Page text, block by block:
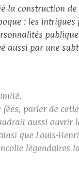
la construction de
: les intrigues
aussi par une
parler de
aussi ouvrir
que Louis-
légendaires